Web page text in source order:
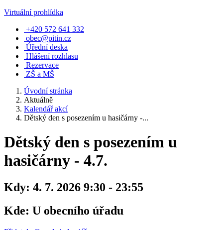
Virtuální prohlídka
+420 572 641 332
obec@pitin.cz
Úřední deska
Hlášení rozhlasu
Rezervace
ZŠ a MŠ
Úvodní stránka
Aktuálně
Kalendář akcí
Dětský den s posezením u hasičárny -...
Dětský den s posezením u
hasičárny - 4.7.
Kdy: 4. 7. 2026 9:30 - 23:55
Kde: U obecního úřadu